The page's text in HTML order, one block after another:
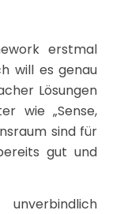
erstmal
will es genau
Lösungen
wie „Sense,
sind für
gut und